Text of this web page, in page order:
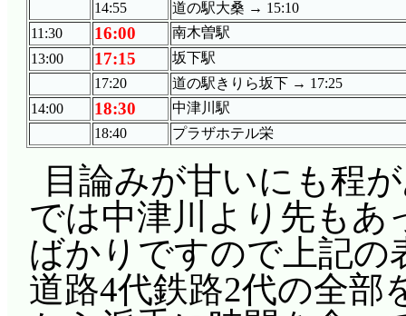
14:55
道の駅大桑 → 15:10
11:30
16:00
南木曽駅
13:00
17:15
坂下駅
17:20
道の駅きりら坂下 → 17:25
14:00
18:30
中津川駅
18:40
プラザホテル栄
目論みが甘いにも程
では中津川より先もあ
ばかりですので上記の
道路4代鉄路2代の全